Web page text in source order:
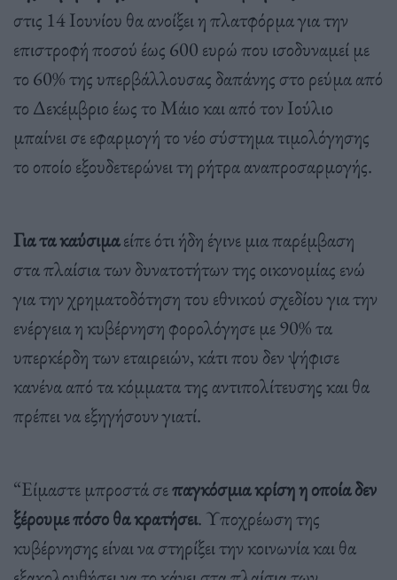
στις 14 Ιουνίου θα ανοίξει η πλατφόρμα για την
επιστροφή ποσού έως 600 ευρώ που ισοδυναμεί με
το 60% της υπερβάλλουσας δαπάνης στο ρεύμα από
το Δεκέμβριο έως το Μάιο και από τον Ιούλιο
μπαίνει σε εφαρμογή το νέο σύστημα τιμολόγησης
το οποίο εξουδετερώνει τη ρήτρα αναπροσαρμογής.
Για τα καύσιμαείπε ότι ήδη έγινε μια παρέμβαση
στα πλαίσια των δυνατοτήτων της οικονομίας ενώ
για την χρηματοδότηση του εθνικού σχεδίου για την
ενέργεια η κυβέρνηση φορολόγησε με 90% τα
υπερκέρδη των εταιρειών, κάτι που δεν ψήφισε
κανένα από τα κόμματα της αντιπολίτευσης και θα
πρέπει να εξηγήσουν γιατί.
“Είμαστε μπροστά σεπαγκόσμια κρίση η οποία δεν
ξέρουμε πόσο θα κρατήσει. Υποχρέωση της
κυβέρνησης είναι να στηρίξει την κοινωνία και θα